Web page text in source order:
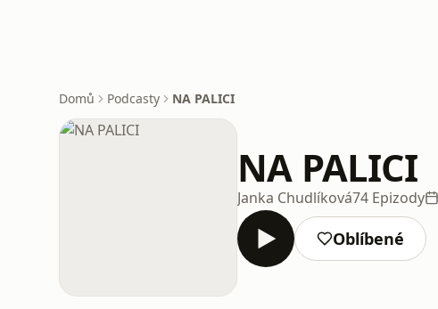
Domů Podcasty NA PALICI
NA PALICI
Janka Chudlíková74 Epizody
Oblíbené